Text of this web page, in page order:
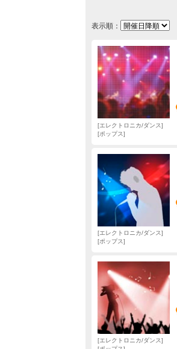
表示順：
エレクトロニカ/ダンス
ポップス
エレクトロニカ/ダンス
ポップス
エレクトロニカ/ダンス